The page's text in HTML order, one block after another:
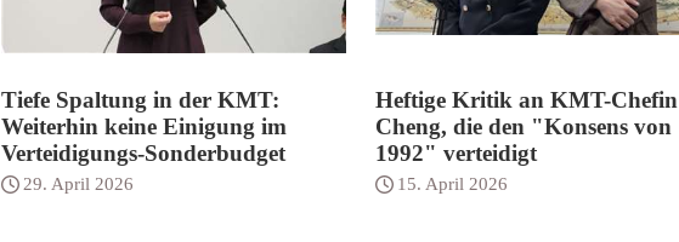
Tiefe Spaltung in der KMT:
Weiterhin keine Einigung im
Verteidigungs-Sonderbudget
29. April 2026
Heftige Kritik an KMT-Chefin
Cheng, die den "Konsens von
1992" verteidigt
15. April 2026